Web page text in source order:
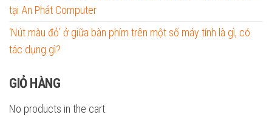
tại An Phát Computer
‘Nút màu đỏ’ ở giữa bàn phím trên một số máy tính là gì, có
tác dụng gì?
GIỎ HÀNG
No products in the cart.